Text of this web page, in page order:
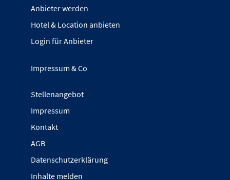
Anbieter werden
Hotel & Location anbieten
Login für Anbieter
Impressum & Co
Stellenangebot
Impressum
Kontakt
AGB
Datenschutzerklärung
Inhalte melden